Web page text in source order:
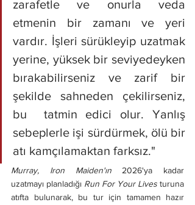
zarafetle ve onurla veda
etmenin bir zamanı ve yeri
vardır. İşleri sürükleyip uzatmak
yerine, yüksek bir seviyedeyken
bırakabilirseniz ve zarif bir
şekilde sahneden çekilirseniz,
bu  tatmin edici olur. Yanlış
sebeplerle işi sürdürmek, ölü bir
atı kamçılamaktan farksız."
Murray, Iron Maiden'ın 2026'ya kadar
uzatmayı planladığı Run For Your Lives turuna
atıfta bulunarak, bu tur için tamamen hazır